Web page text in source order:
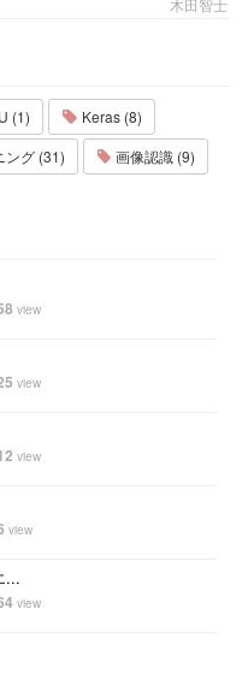
(1)
Keras (8)
ング (31) 画像認識 (9)
view
view
view
view
...
view